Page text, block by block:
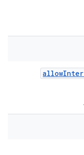
allow